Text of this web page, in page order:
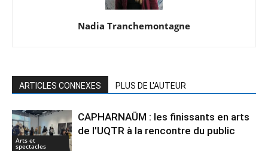
Nadia Tranchemontagne
ARTICLES CONNEXES PLUS DE L'AUTEUR
Arts et
spectacles
CAPHARNAÜM : les finissants en arts
de l’UQTR à la rencontre du public